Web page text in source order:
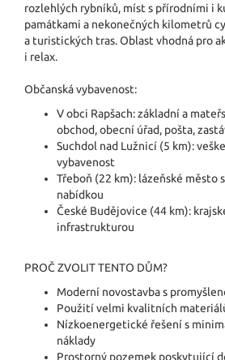
rozlehlých rybníků, míst s přírodními i
památkami a nekonečných kilometrů
a turistických tras. Oblast vhodná pro
i relax.
Občanská vybavenost:
V obci Rapšach: základní a
obchod, obecní úřad, pošta,
Suchdol nad Lužnicí (5 km):
vybavenost
Třeboň (22 km): lázeňské město
nabídkou
České Budějovice (44 km):
infrastrukturou
PROČ ZVOLIT TENTO DŮM?
Moderní novostavba s
Použití velmi kvalitních
Nízkoenergetické řešení s
náklady
Prostorný pozemek poskytující